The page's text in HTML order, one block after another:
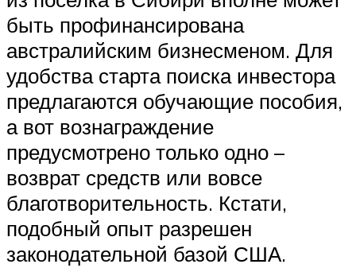
быть профинансирована
австралийским бизнесменом. Для
удобства старта поиска инвестора
предлагаются обучающие пособия,
а вот вознаграждение
предусмотрено только одно –
возврат средств или вовсе
благотворительность. Кстати,
подобный опыт разрешен
законодательной базой США.